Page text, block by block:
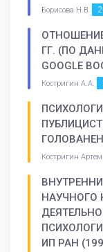
Борисова Н.В.
ГГ. (ПО
GOOGLE
Костригин А.А.
Костригин
НАУЧНОГО
ИП РАН